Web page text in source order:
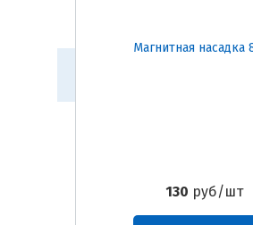
Магнитная насадка
130 руб/шт